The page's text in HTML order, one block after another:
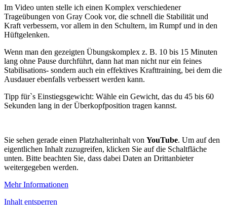
Im Video unten stelle ich einen Komplex verschiedener
Trageübungen von Gray Cook vor, die schnell die Stabilität und
Kraft verbessern, vor allem in den Schultern, im Rumpf und in den
Hüftgelenken.
Wenn man den gezeigten Übungskomplex z. B. 10 bis 15 Minuten
lang ohne Pause durchführt, dann hat man nicht nur ein feines
Stabilisations- sondern auch ein effektives Krafttraining, bei dem die
Ausdauer ebenfalls verbessert werden kann.
Tipp für`s Einstiegsgewicht: Wähle ein Gewicht, das du 45 bis 60
Sekunden lang in der Überkopfposition tragen kannst.
Sie sehen gerade einen Platzhalterinhalt von YouTube. Um auf den
eigentlichen Inhalt zuzugreifen, klicken Sie auf die Schaltfläche
unten. Bitte beachten Sie, dass dabei Daten an Drittanbieter
weitergegeben werden.
Mehr Informationen
Inhalt entsperren